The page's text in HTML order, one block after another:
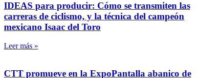
IDEAS para producir: Cómo se transmiten las
carreras de ciclismo, y la técnica del campeón
mexicano Isaac del Toro
Leer más »
CTT promueve en la ExpoPantalla abanico de